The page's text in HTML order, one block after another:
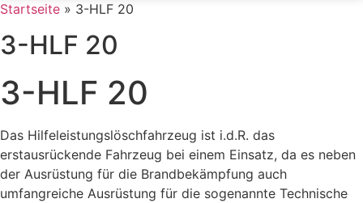
Startseite » 3-HLF 20
3-HLF 20
3-HLF 20
Das Hilfeleistungslöschfahrzeug ist i.d.R. das
erstausrückende Fahrzeug bei einem Einsatz, da es neben
der Ausrüstung für die Brandbekämpfung auch
umfangreiche Ausrüstung für die sogenannte Technische